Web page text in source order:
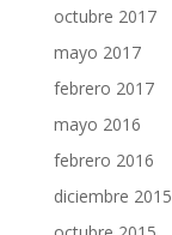
octubre 2017
mayo 2017
febrero 2017
mayo 2016
febrero 2016
diciembre 2015